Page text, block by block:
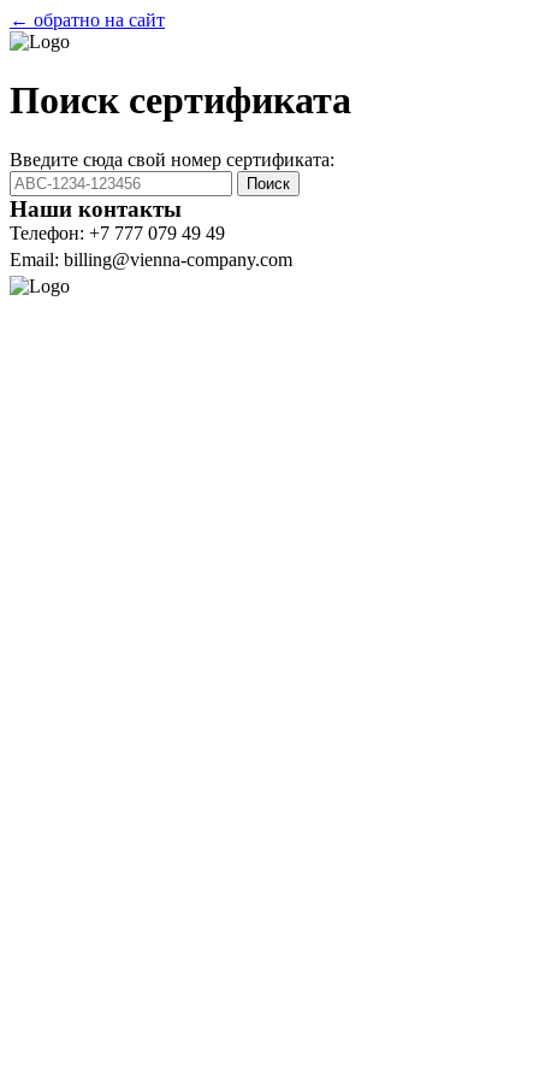
← обратно на сайт
Поиск сертификата
Введите сюда свой номер сертификата:
Поиск
Наши контакты
Телефон: +7 777 079 49 49
Email: billing@vienna-company.com